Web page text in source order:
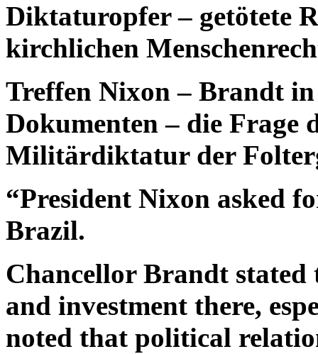
Diktaturopfer – getötete
kirchlichen
Treffen Nixon – Brandt
Dokumenten – die Frage
Militärdiktatur der
“President Nixon asked
Brazil.
Chancellor Brandt stated
and investment there,
noted that political